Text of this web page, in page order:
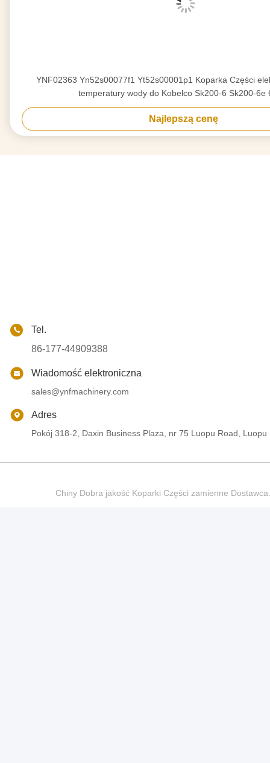
YNF02363 Yn52s00077f1 Yt52s00001p1 Koparka Części
temperatury wody do Kobelco Sk200-6 Sk200-6e
Najlepszą cenę
Tel.
86-177-44909388
Wiadomość elektroniczna
sales@ynfmachinery.com
Adres
Pokój 318-2, Daxin Business Plaza, nr 75 Luopu Road,
Chiny Dobra jakość Koparki Części zamienne